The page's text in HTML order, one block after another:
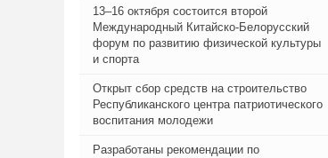
13–16 октября состоится второй
Международный Китайско-Белорусский
форум по развитию физической культуры
и спорта
Открыт сбор средств на строительство
Республиканского центра патриотического
воспитания молодежи
Разработаны рекомендации по